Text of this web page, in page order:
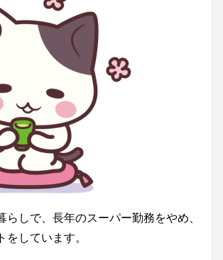
らしで、長年のスーパー勤務をやめ、
をしています。